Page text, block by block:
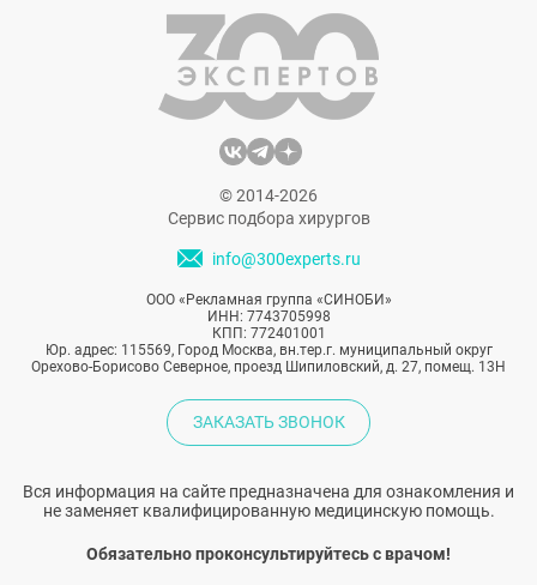
помогает в потере веса, стабилизирует
уровень сахара в крови, кровяное
давление и многое другое.
© 2014-2026
Сервис подбора хирургов
info@300experts.ru
ООО «Рекламная группа «СИНОБИ»
ИНН: 7743705998
КПП: 772401001
Юр. адрес: 115569, Город Москва, вн.тер.г. муниципальный округ
Орехово-Борисово Северное, проезд Шипиловский, д. 27, помещ. 13Н
ЗАКАЗАТЬ ЗВОНОК
Вся информация на сайте предназначена для ознакомления и
не заменяет квалифицированную медицинскую помощь.
Обязательно проконсультируйтесь с врачом!